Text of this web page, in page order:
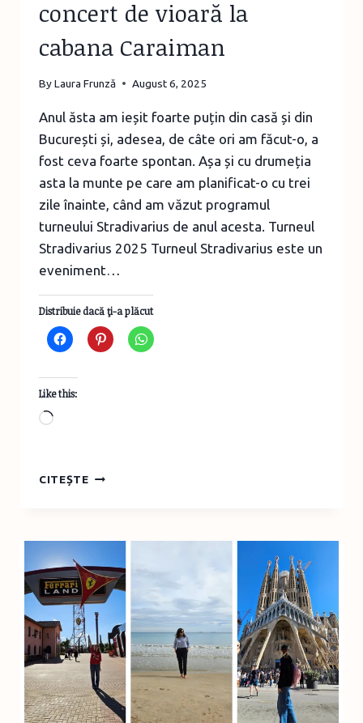
concert de vioară la
cabana Caraiman
ByLaura Frunză August 6, 2025
Anul ăsta am ieșit foarte puțin din casă și din
București și, adesea, de câte ori am făcut-o, a
fost ceva foarte spontan. Așa și cu drumeția
asta la munte pe care am planificat-o cu trei
zile înainte, când am văzut programul
turneului Stradivarius de anul acesta. Turneul
Stradivarius 2025 Turneul Stradivarius este un
eveniment…
Distribuie dacă ţi-a plăcut
Like this:
Loading…
CITEȘTETURIST
DE
LA
CABANA
CARAIMAN